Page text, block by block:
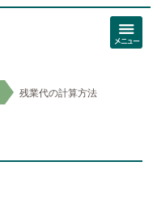
残業代の計算方法